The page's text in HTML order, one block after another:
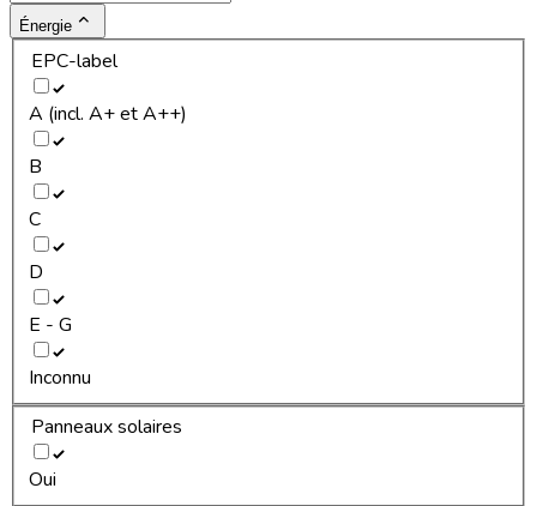
Énergie
EPC-label
A (incl. A+ et A++)
B
C
D
E - G
Inconnu
Panneaux solaires
Oui